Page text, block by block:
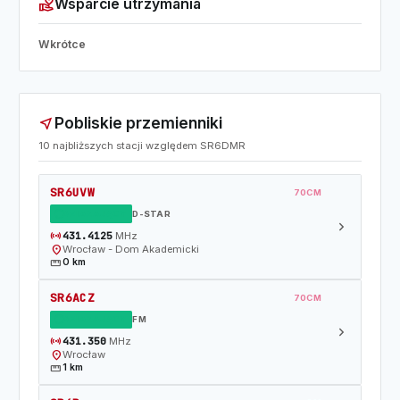
volunteer_activismWsparcie utrzymania
Wkrótce
near_mePobliskie przemienniki
10 najbliższych stacji względem SR6DMR
SR6UVW 70CM
D-STAR
sensors431.4125MHz
location_onWrocław - Dom Akademicki
straighten0 km
chevron_right
SR6ACZ 70CM
FM
sensors431.350MHz
location_onWrocław
straighten1 km
chevron_right